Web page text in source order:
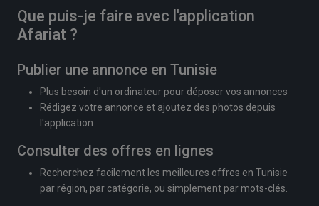
Que puis-je faire avec l'application
Afariat ?
Publier une annonce en Tunisie
Plus besoin d'un ordinateur pour déposer vos annonces
Rédigez votre annonce et ajoutez des photos depuis
l'application
Consulter des offres en lignes
Recherchez facilement les meilleures offres en Tunisie
par région, par catégorie, ou simplement par mots-clés.